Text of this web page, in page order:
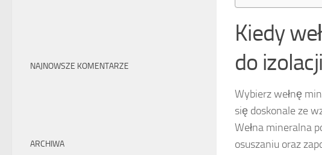
Kiedy
do izolacji
Wybierz wełnę
się doskonale ze
Wełna mineralna
osuszaniu oraz
NAJNOWSZE KOMENTARZE
ARCHIWA